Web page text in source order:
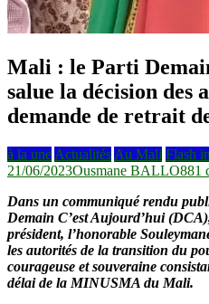
Mali : le Parti
salue la décision des
demande de retrait
à la une Actualités Au Mali Flash
21/06/2023Ousmane BALLO881
Dans un communiqué rendu
Demain C’est Aujourd’hui
président, l’honorable
les autorités de la transition du
courageuse et souveraine
délai de la MINUSMA du Mali.